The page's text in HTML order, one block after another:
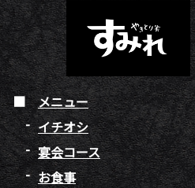
メニュー
イチオシ
宴会コース
お食事